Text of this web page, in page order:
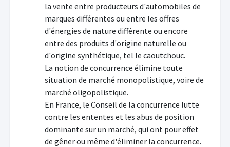
la vente entre producteurs d'automobiles de
marques différentes ou entre les offres
d'énergies de nature différente ou encore
entre des produits d'origine naturelle ou
d'origine synthétique, tel le caoutchouc.
La notion de concurrence élimine toute
situation de marché monopolistique, voire de
marché oligopolistique.
En France, le Conseil de la concurrence lutte
contre les ententes et les abus de position
dominante sur un marché, qui ont pour effet
de gêner ou même d'éliminer la concurrence.